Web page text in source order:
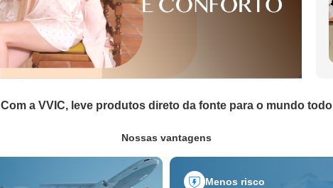
Com a VVIC, leve produtos direto da fonte para o mundo todo
Nossas vantagens
Menos risco